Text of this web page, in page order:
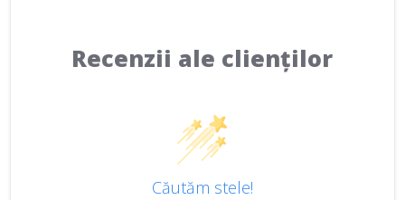
Recenzii ale clienților
Căutăm stele!